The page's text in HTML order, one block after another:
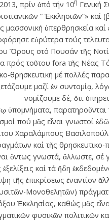
πρίν ἀπό τήν 10η Γενική
“ Ἐκκλησιῶν”»
μασσονική ὑπερθρησκεία
εὐρύτερα τούς
Ὄρους στό Πουσάν τῆς
πρός τοῦτου fora τῆς Νέας
θρησκευτική μέ πολλές
μαζί ἐν συντομίᾳ,
νομίζουμε δέ, ὅτι
ὑπομνήματα, παρατηροῦνται
πού μᾶς εἶναι γνωστοί
Χαραλάμπους
καί τῆς
ὄντως γνωστά, ἄλλωστε,
ἐξελίξεις καί τά ἤδη
τῆς ἐπικρίσεως ἐναντίον
Μονοθελητῶν)
Ἐκκλησίας, καθώς μᾶς
φυσικῶν πολιτικῶν